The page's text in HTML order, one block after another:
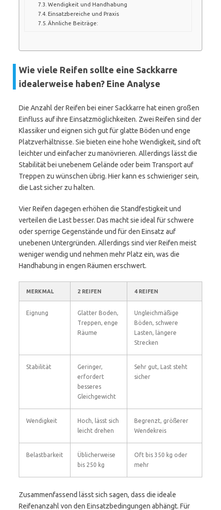
Wendigkeit und Handhabung
Einsatzbereiche und Praxis
Ähnliche Beiträge:
Wie viele Reifen sollte eine Sackkarre
idealerweise haben? Eine Analyse
Die Anzahl der Reifen bei einer Sackkarre hat einen großen
Einfluss auf ihre Einsatzmöglichkeiten. Zwei Reifen sind der
Klassiker und eignen sich gut für glatte Böden und enge
Platzverhältnisse. Sie bieten eine hohe Wendigkeit, sind oft
leichter und einfacher zu manövrieren. Allerdings lässt die
Stabilität bei unebenem Gelände oder beim Transport auf
Treppen zu wünschen übrig. Hier kann es schwieriger sein,
die Last sicher zu halten.
Vier Reifen dagegen erhöhen die Standfestigkeit und
verteilen die Last besser. Das macht sie ideal für schwere
oder sperrige Gegenstände und für den Einsatz auf
unebenen Untergründen. Allerdings sind vier Reifen meist
weniger wendig und nehmen mehr Platz ein, was die
Handhabung in engen Räumen erschwert.
MERKMAL 2 REIFEN 4 REIFEN
Eignung
Glatter Boden,
Treppen, enge
Räume
Ungleichmäßige
Böden, schwere
Lasten, längere
Strecken
Stabilität
Geringer,
erfordert
besseres
Gleichgewicht
Sehr gut, Last steht
sicher
Wendigkeit
Hoch, lässt sich
leicht drehen
Begrenzt, größerer
Wendekreis
Belastbarkeit
Üblicherweise
bis 250 kg
Oft bis 350 kg oder
mehr
Zusammenfassend lässt sich sagen, dass die ideale
Reifenanzahl von den Einsatzbedingungen abhängt. Für